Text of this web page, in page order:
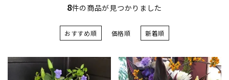
8件の商品が見つかりました
おすすめ順 価格順 新着順